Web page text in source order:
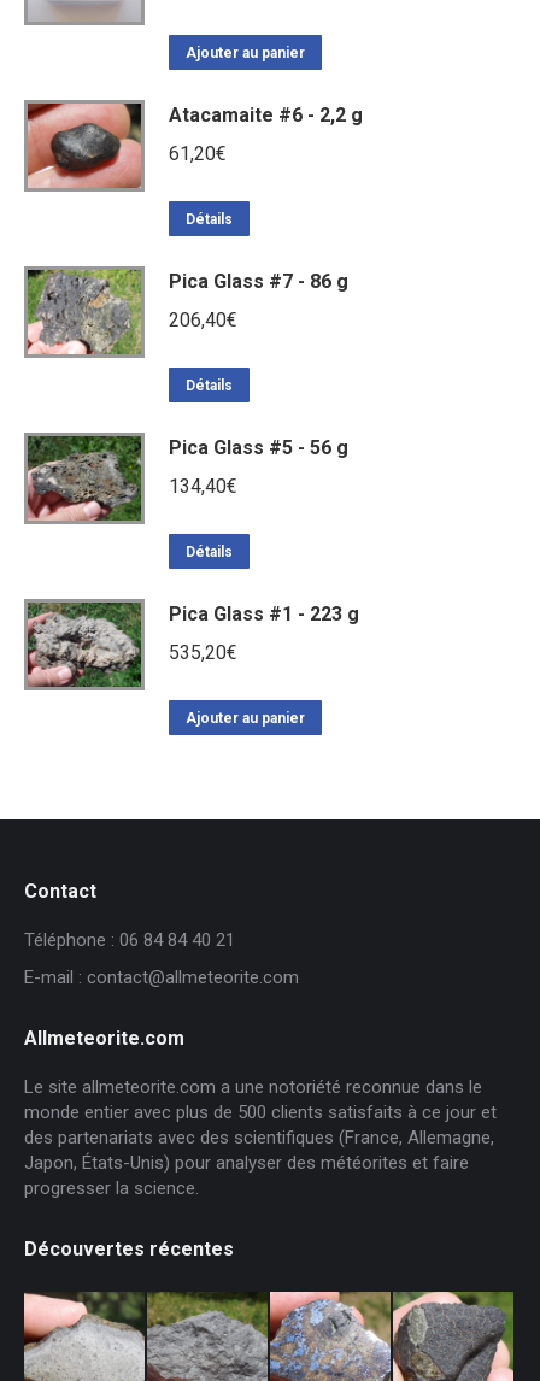
Ajouter au panier
Atacamaite #6 - 2,2 g
61,20€
Détails
Pica Glass #7 - 86 g
206,40€
Détails
Pica Glass #5 - 56 g
134,40€
Détails
Pica Glass #1 - 223 g
535,20€
Ajouter au panier
Contact
Téléphone : 06 84 84 40 21
E-mail : contact@allmeteorite.com
Allmeteorite.com
Le site allmeteorite.com a une notoriété reconnue dans le
monde entier avec plus de 500 clients satisfaits à ce jour et
des partenariats avec des scientifiques (France, Allemagne,
Japon, États-Unis) pour analyser des météorites et faire
progresser la science.
Découvertes récentes